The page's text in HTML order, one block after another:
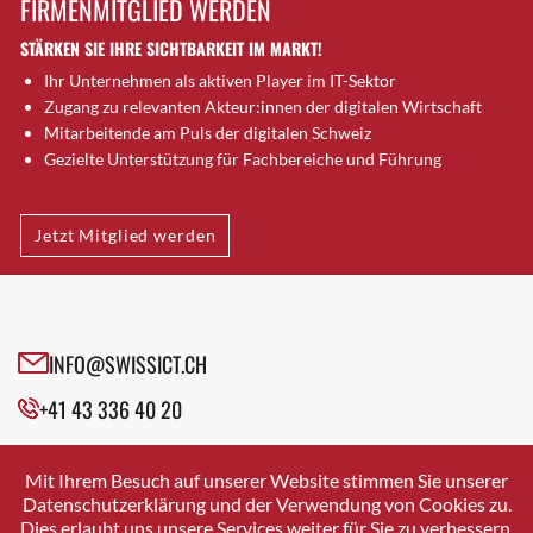
Brütten
Bubendorf
Bubikon
Buchs (SG)
Burgdorf
Bülach
Cazis
Cham
Davos Platz
Davos Platz 1
Dietikon
Dietlikon
FIRMENMITGLIED WERDEN
STÄRKEN SIE IHRE SICHTBARKEIT IM MARKT!
Ihr Unternehmen als aktiven Player im IT-Sektor
Zugang zu relevanten Akteur:innen der digitalen Wirtschaft
Mitarbeitende am Puls der digitalen Schweiz
Gezielte Unterstützung für Fachbereiche und Führung
Jetzt Mitglied werden
INFO@SWISSICT.CH
+41 43 336 40 20
SWISSICT
VULKANSTRASSE 120
8048 ZURICH
Mit Ihrem Besuch auf unserer Website stimmen Sie unserer
Datenschutzerklärung und der Verwendung von Cookies zu.
Dies erlaubt uns unsere Services weiter für Sie zu verbessern.